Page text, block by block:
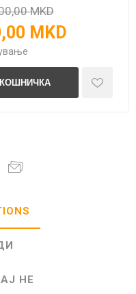
MKD
MKD
НЕ